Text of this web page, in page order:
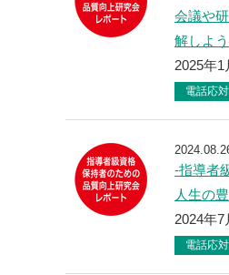
会議や
解しよう
2025年
電話応
-指導者
人生の
2024年
電話応